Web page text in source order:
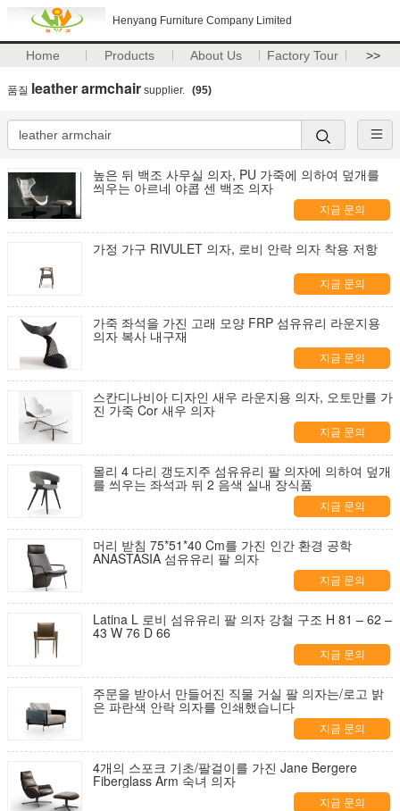
Henyang Furniture Company Limited
Home Products About Us Factory Tour >>
품질 leather armchair supplier. (95)
높은 뒤 백조 사무실 의자, PU 가죽에 의하여 덮개를
씌우는 아르네 야콥 센 백조 의자
지금 문의
가정 가구 RIVULET 의자, 로비 안락 의자 착용 저항
지금 문의
가죽 좌석을 가진 고래 모양 FRP 섬유유리 라운지용
의자 복사 내구재
지금 문의
스칸디나비아 디자인 새우 라운지용 의자, 오토만를 가
진 가죽 Cor 새우 의자
지금 문의
몰리 4 다리 갱도지주 섬유유리 팔 의자에 의하여 덮개
를 씌우는 좌석과 뒤 2 음색 실내 장식품
지금 문의
머리 받침 75*51*40 Cm를 가진 인간 환경 공학
ANASTASIA 섬유유리 팔 의자
지금 문의
Latina L 로비 섬유유리 팔 의자 강철 구조 H 81 – 62 –
43 W 76 D 66
지금 문의
주문을 받아서 만들어진 직물 거실 팔 의자는/로고 밝
은 파란색 안락 의자를 인쇄했습니다
지금 문의
4개의 스포크 기초/팔걸이를 가진 Jane Bergere
Fiberglass Arm 숙녀 의자
지금 문의